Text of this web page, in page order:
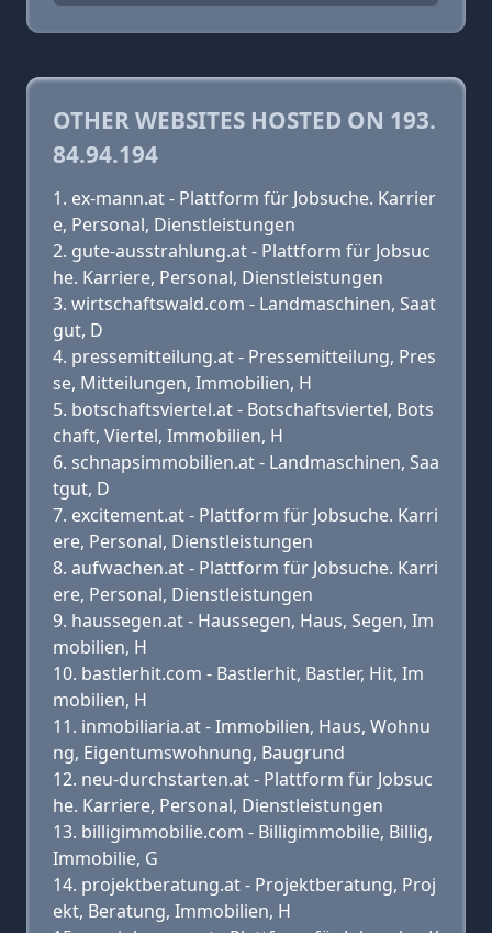
OTHER WEBSITES HOSTED ON 193.
84.94.194
ex-mann.at - Plattform für Jobsuche. Karrier
e, Personal, Dienstleistungen
gute-ausstrahlung.at - Plattform für Jobsuc
he. Karriere, Personal, Dienstleistungen
wirtschaftswald.com - Landmaschinen, Saat
gut, D
pressemitteilung.at - Pressemitteilung, Pres
se, Mitteilungen, Immobilien, H
botschaftsviertel.at - Botschaftsviertel, Bots
chaft, Viertel, Immobilien, H
schnapsimmobilien.at - Landmaschinen, Saa
tgut, D
excitement.at - Plattform für Jobsuche. Karri
ere, Personal, Dienstleistungen
aufwachen.at - Plattform für Jobsuche. Karri
ere, Personal, Dienstleistungen
haussegen.at - Haussegen, Haus, Segen, Im
mobilien, H
bastlerhit.com - Bastlerhit, Bastler, Hit, Im
mobilien, H
inmobiliaria.at - Immobilien, Haus, Wohnu
ng, Eigentumswohnung, Baugrund
neu-durchstarten.at - Plattform für Jobsuc
he. Karriere, Personal, Dienstleistungen
billigimmobilie.com - Billigimmobilie, Billig,
Immobilie, G
projektberatung.at - Projektberatung, Proj
ekt, Beratung, Immobilien, H